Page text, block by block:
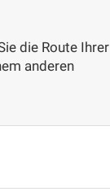
die Route Ihrer
anderen